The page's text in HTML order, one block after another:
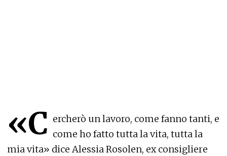
«C ercherò un lavoro, come fanno tanti, e
come ho fatto tutta la vita, tutta la
mia vita» dice Alessia Rosolen, ex consigliere